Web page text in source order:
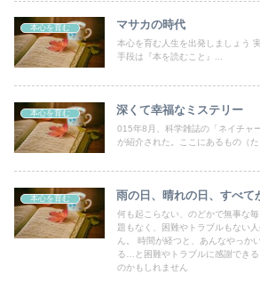
本心を育む マサカの時代
本心を育む人生を出発しましょう
手段は『本を読むこと』...
本心を育む 深くて幸福なミステリー
015年8月、科学雑誌の「ネイチャ
が紹介された。ここにあるもの（た
本心を育む 雨の日、晴れの日、すべて
何も起こらない、のどかで無事な
題もなく、困難やトラブルもない
ん。 時間が経つと、あんなやっか
る…と困難やトラブルに感謝でき
のかもしれません